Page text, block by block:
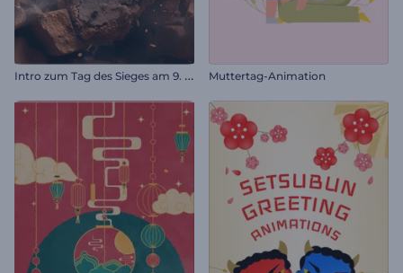
I
ntro zum Tag des Sieges am 9. Mai Muttertag-Animation